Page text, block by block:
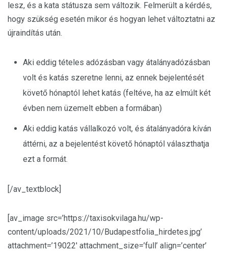
lesz, és a kata státusza sem változik. Felmerült a kérdés,
hogy szükség esetén mikor és hogyan lehet változtatni az
újraindítás után.
Aki eddig tételes adózásban vagy átalányadózásban
volt és katás szeretne lenni, az ennek bejelentését
követő hónaptól lehet katás (feltéve, ha az elmúlt két
évben nem üzemelt ebben a formában)
Aki eddig katás vállalkozó volt, és átalányadóra kíván
áttérni, az a bejelentést követő hónaptól választhatja
ezt a formát.
[/av_textblock]
[av_image src=’https://taxisokvilaga.hu/wp-
content/uploads/2021/10/Budapestfolia_hirdetes.jpg’
attachment=’19022′ attachment_size=’full’ align=’center’